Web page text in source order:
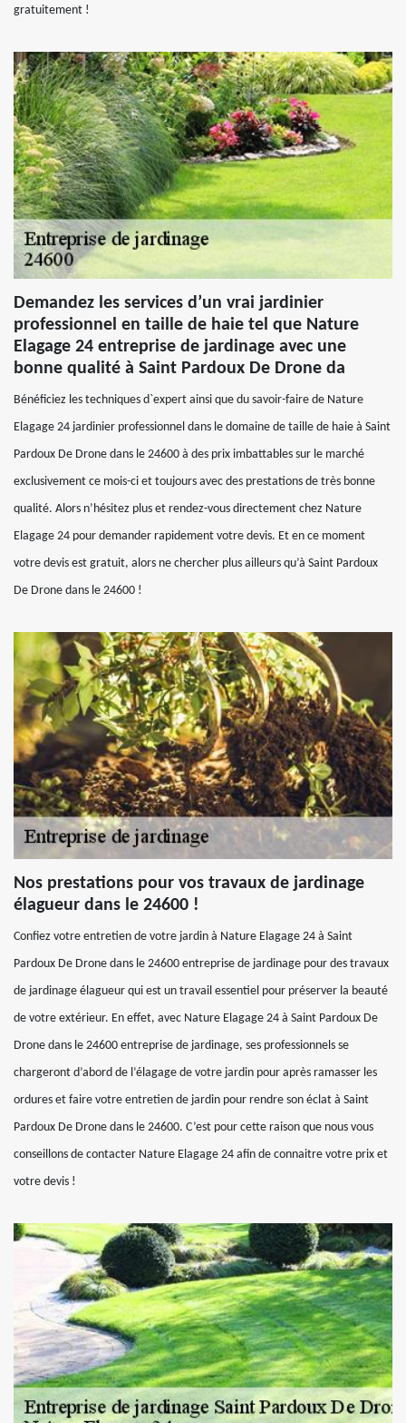
gratuitement !
Demandez les services d’un vrai jardinier
professionnel en taille de haie tel que Nature
Elagage 24 entreprise de jardinage avec une
bonne qualité à Saint Pardoux De Drone da
Bénéficiez les techniques d`expert ainsi que du savoir-faire de Nature
Elagage 24 jardinier professionnel dans le domaine de taille de haie à Saint
Pardoux De Drone dans le 24600 à des prix imbattables sur le marché
exclusivement ce mois-ci et toujours avec des prestations de très bonne
qualité. Alors n’hésitez plus et rendez-vous directement chez Nature
Elagage 24 pour demander rapidement votre devis. Et en ce moment
votre devis est gratuit, alors ne chercher plus ailleurs qu’à Saint Pardoux
De Drone dans le 24600 !
Nos prestations pour vos travaux de jardinage
élagueur dans le 24600 !
Confiez votre entretien de votre jardin à Nature Elagage 24 à Saint
Pardoux De Drone dans le 24600 entreprise de jardinage pour des travaux
de jardinage élagueur qui est un travail essentiel pour préserver la beauté
de votre extérieur. En effet, avec Nature Elagage 24 à Saint Pardoux De
Drone dans le 24600 entreprise de jardinage, ses professionnels se
chargeront d’abord de l’élagage de votre jardin pour après ramasser les
ordures et faire votre entretien de jardin pour rendre son éclat à Saint
Pardoux De Drone dans le 24600. C’est pour cette raison que nous vous
conseillons de contacter Nature Elagage 24 afin de connaitre votre prix et
votre devis !